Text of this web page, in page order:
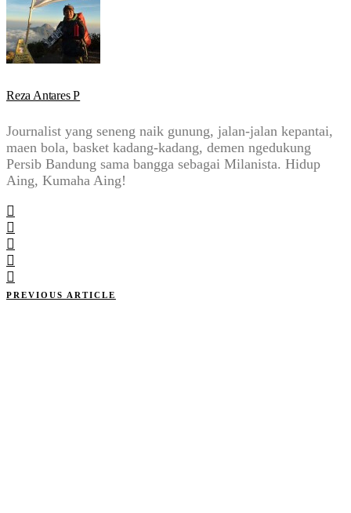
Reza Antares P
Journalist yang seneng naik gunung, jalan-jalan kepantai,
maen bola, basket kadang-kadang, demen ngedukung
Persib Bandung sama bangga sebagai Milanista. Hidup
Aing, Kumaha Aing!
PREVIOUS ARTICLE